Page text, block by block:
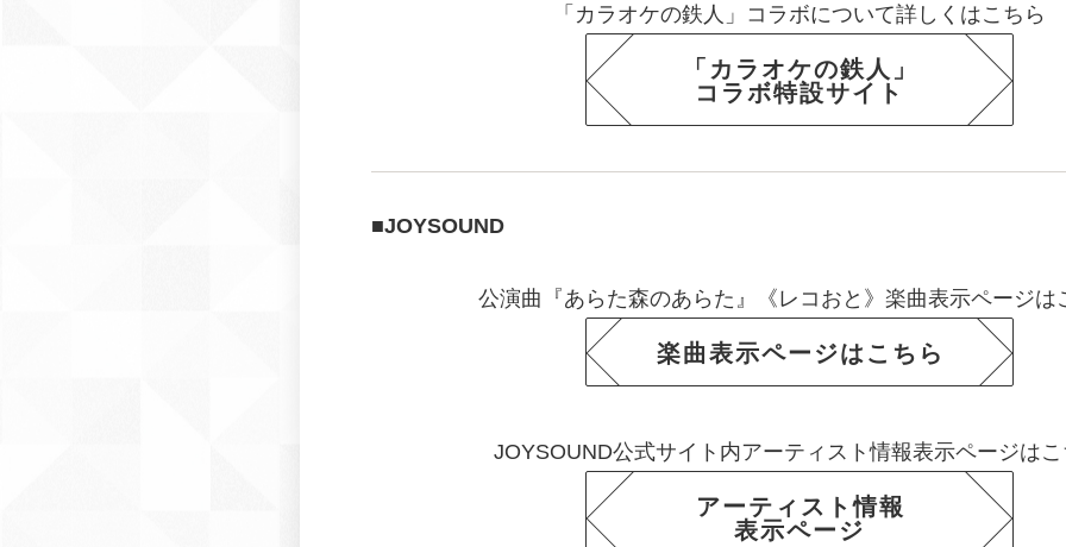
「カラオケの鉄人」コラボについて詳しくはこちら
「カラオケの鉄人」
コラボ特設サイト
■JOYSOUND
公演曲『あらた森のあらた』《レコおと》 楽曲表示ページは
楽曲表示ページはこちら
JOYSOUND公式サイト内アーティスト情報表示ページは
アーティスト情報
表示ページ